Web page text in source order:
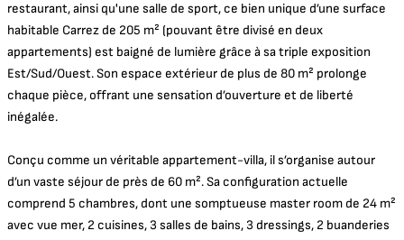
restaurant, ainsi qu'une salle de sport, ce bien unique d’une surface
habitable Carrez de 205 m² (pouvant être divisé en deux
appartements) est baigné de lumière grâce à sa triple exposition
Est/Sud/Ouest. Son espace extérieur de plus de 80 m² prolonge
chaque pièce, offrant une sensation d’ouverture et de liberté
inégalée.
Conçu comme un véritable appartement-villa, il s’organise autour
d’un vaste séjour de près de 60 m². Sa configuration actuelle
comprend 5 chambres, dont une somptueuse master room de 24 m²
avec vue mer, 2 cuisines, 3 salles de bains, 3 dressings, 2 buanderies